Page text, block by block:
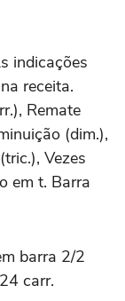
indicações
receita.
Remate
(dim.),
Vezes
em t. Barra
barra 2/2
carr.